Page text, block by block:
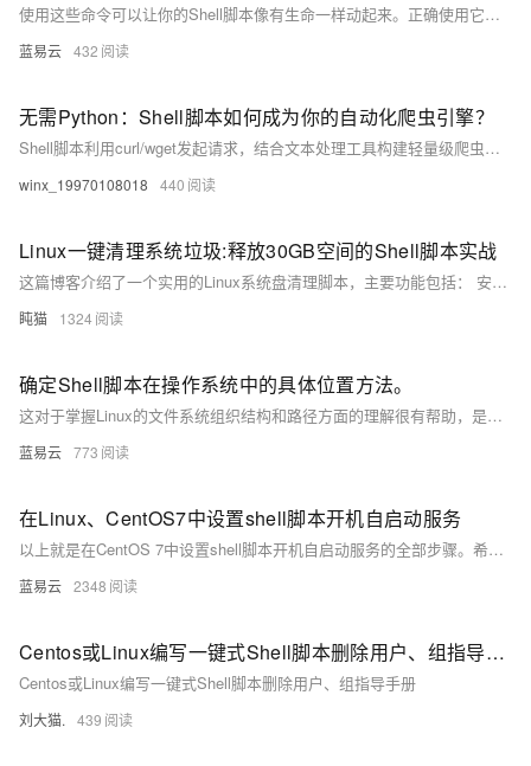
使用这些命令可以让你的Shell脚本像有生命一样动起来。正确使用它们，你的脚本就能像一场精心编排的舞蹈剧目，既有旋律的起伏，也有节奏的跳跃，最终以一场惊艳的表演结束。每一个动作、每一个转折点，都准确、优雅地完成所需要表达的逻辑。如此，你的脚本不只是冰冷的代码，它透过终端的界面，跳着有节奏的舞蹈，走进观众——使用者的心中。
蓝易云 432
无需Python：Shell脚本如何成为你的自动化爬虫引擎？
Shell脚本利用curl/wget发起请求，结合文本处理工具构建轻量级爬虫，支持并行加速、定时任务、增量抓取及分布式部署。通过随机UA、异常重试等优化提升稳定性，适用于日志监控、价格追踪等场景。相比Python，具备启动快、资源占用低的优势，适合嵌入式或老旧服务器环境，复杂任务可结合Python实现混合编程。
winx_19970108018 440
Linux一键清理系统垃圾:释放30GB空间的Shell脚本实战​
这篇博客介绍了一个实用的Linux系统盘清理脚本，主要功能包括： 安全权限检查和旧内核清理，保留当前使用内核 7天以上日志文件清理和系统日志压缩 浏览器缓存(Chrome/Firefox)、APT缓存、临时文件清理 智能清理Snap旧版本和Docker无用数据 提供磁盘空间使用前后对比和大文件查找功能 脚本采用交互式设计确保安全性，适合定期维护开发环境、服务器和个人电脑。文章详细解析了脚本的关键功能代码，并给出了使用建议。完整脚本已开源，用户可根据需求自定义调整清理策略。
盹猫 1324
确定Shell脚本在操作系统中的具体位置方法。
这对于掌握Linux的文件系统组织结构和路径方面的理解很有帮助，是我们日常工作和学习中都可能使用到的知识。以上讲解详细清晰，应用简便，是每一个想要精通操作系统的计算机爱好者必备的实用技能。
蓝易云 773
在Linux、CentOS7中设置shell脚本开机自启动服务
以上就是在CentOS 7中设置shell脚本开机自启动服务的全部步骤。希望这个指南能帮助你更好地管理你的Linux系统。
蓝易云 2348
Centos或Linux编写一键式Shell脚本删除用户、组指导手册
Centos或Linux编写一键式Shell脚本删除用户、组指导手册
刘大猫. 439